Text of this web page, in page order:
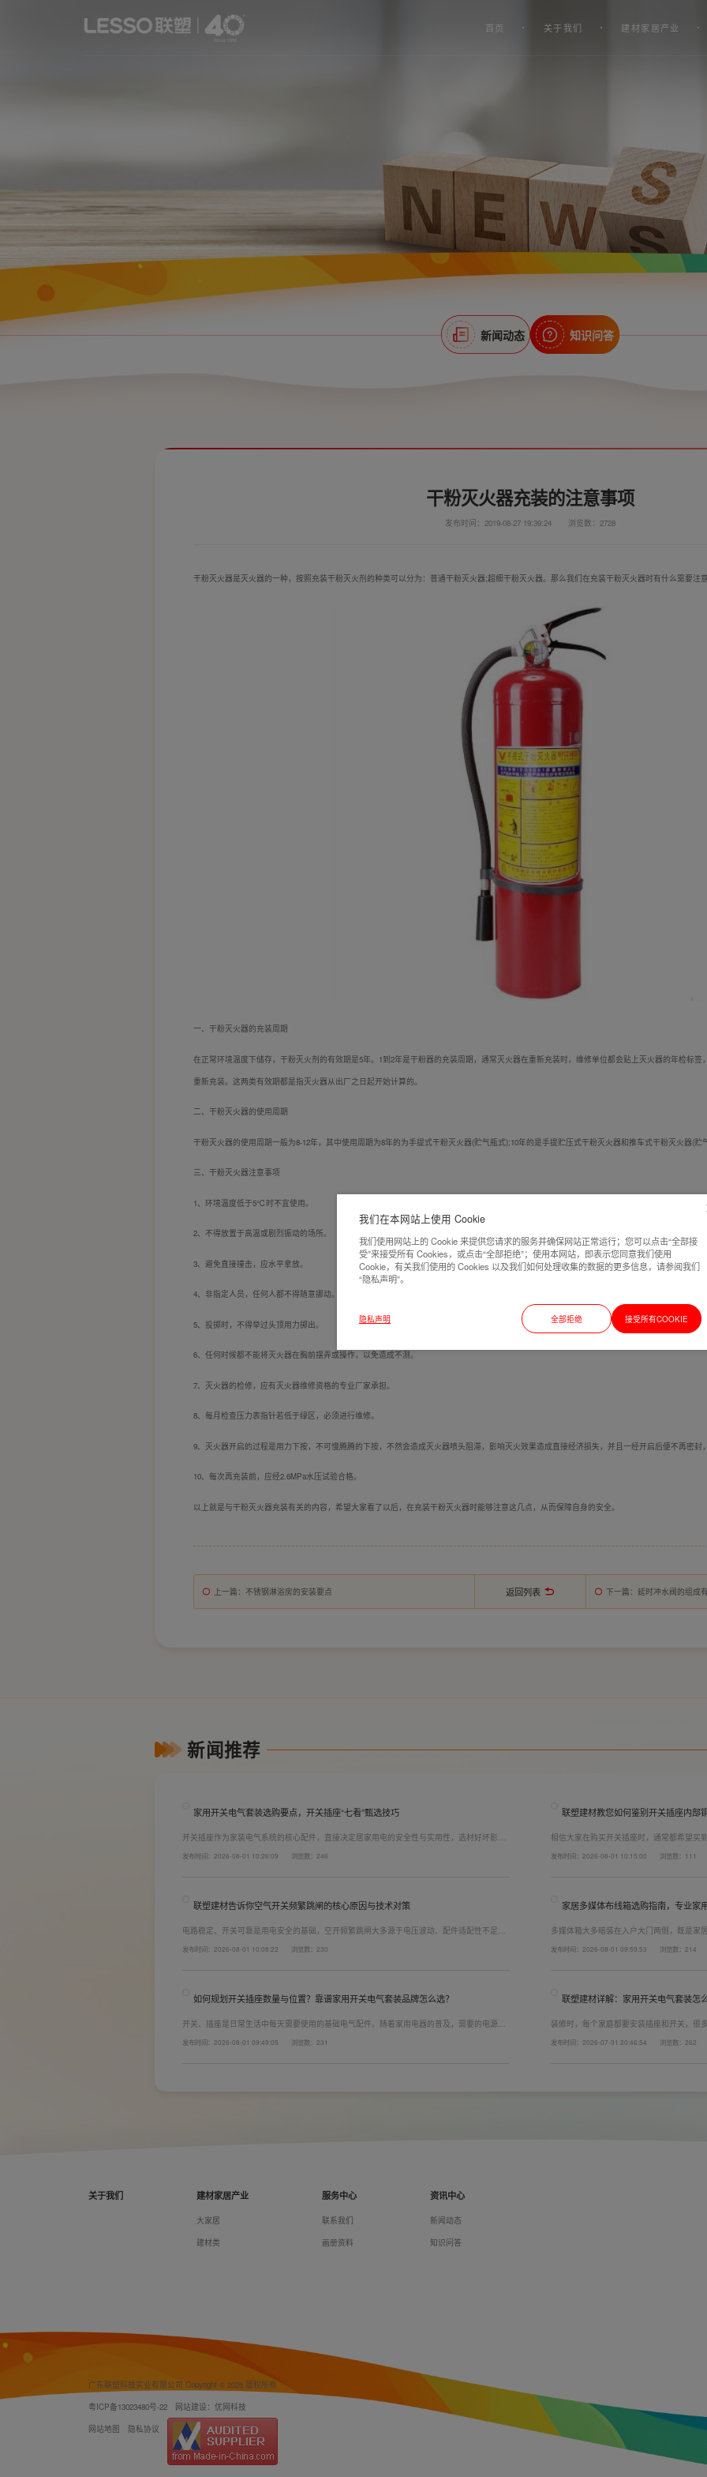
首页 关于我们 建材家居产业
新闻动态 知识问答
干粉灭火器充装的注意事项
发布时间：2019-08-27 19:39:24 浏览数：2728
干粉灭火器是灭火器的一种，按照充装干粉灭火剂的种类可以分为：普通干粉灭火器;超细干粉灭火器。那么我们在充装干粉灭火器时有什么需要注
一、干粉灭火器的充装周期
在正常环境温度下储存，干粉灭火剂的有效期是5年。1到2年是干粉器的充装周期，通常灭火器在重新充装时，维修单位都会贴上灭火器的年检标签
重新充装。这两类有效期都是指灭火器从出厂之日起开始计算的。
二、干粉灭火器的使用周期
干粉灭火器的使用周期一般为8-12年，其中使用周期为8年的为手提式干粉灭火器(贮气瓶式);10年的是手提贮压式干粉灭火器和推车式干粉灭火器(贮
三、干粉灭火器注意事项
1、环境温度低于5℃时不宜使用。
2、不得放置于高温或剧烈振动的场所。
3、避免直接撞击，应水平拿放。
4、非指定人员，任何人都不得随意挪动。
5、投掷时，不得举过头顶用力掷出。
6、任何时候都不能将灭火器在胸前摆弄或操作，以免造成不测。
7、灭火器的检修，应有灭火器维修资格的专业厂家承担。
8、每月检查压力表指针若低于绿区，必须进行维修。
9、灭火器开启的过程是用力下按，不可慢腾腾的下按，不然会造成灭火器喷头阻滞，影响灭火效果造成直接经济损失，并且一经开启后便不再密封
10、每次再充装前，应经2.6MPa水压试验合格。
以上就是与干粉灭火器充装有关的内容，希望大家看了以后，在充装干粉灭火器时能够注意这几点，从而保障自身的安全。
上一篇 ：不锈钢淋浴房的安装要点 返回列表 下一篇 ：延时冲水阀的组成
新闻推荐
家用开关电气套装选购要点，开关插座“七看”甄选技巧
开关插座作为家装电气系统的核心配件，直接决定居家用电的安全性与实用性，选材好坏影响
键。联塑建材总结专业选购“七看”技巧，帮大家精准避坑，挑选安全耐用的开关插座产品。
发布时间：2026-08-01 10:26:09 浏览数：246
联塑建材教您如何鉴别开关插座内部
相信大家在购买开关插座时，通常都希望买
越好(因为铜片长度决定了插座距离的大小，
发布时间：2026-08-01 10:15:00 浏览数：111
联塑建材告诉你空气开关频繁跳闸的核心原因与技术对策
电路稳定、开关可靠是用电安全的基础，空开频繁跳闸大多源于电压波动、配件适配性不足或
套装产品，结构设计科学、稳压防护性能优异，可有效应对电压瞬变、电网波动等场景，减少
发布时间：2026-08-01 10:08:22 浏览数：230
家居多媒体布线箱选购指南，专业家
多媒体箱大多暗装在入户大门两侧，既是家
式配齐全屋电气产品，选择综合实力过硬的
发布时间：2026-08-01 09:59:53 浏览数：214
如何规划开关插座数量与位置？靠谱家用开关电气套装品牌怎么选？
开关、插座是日常生活中每天需要使用的基础电气配件。随着家用电器的普及，需要的电源插
键。如果装修时开关、插座的数量设置不够，或者开关、插座的位置设置不合理，会给今后的
发布时间：2026-08-01 09:49:05 浏览数：231
联塑建材详解：家用开关电气套装怎
装修时，每个家庭都要安装插座和开关，很
久安全，必须做到选对产品+规范安装双重达
发布时间：2026-07-31 20:46:54 浏览数：262
关于我们 建材家居产业
大家居
建材类
服务中心
联系我们
画册资料
资讯中心
新闻动态
知识问答
广东联塑科技实业有限公司 Copyright © 2026 版权所有
粤ICP备13023480号-22
网站建设：优网科技
网站地图
隐私协议
我们在本网站上使用 Cookie
我们使用网站上的 Cookie 来提供您请求的服务并确保网站正常运行；您可以点击“全部接
受”来接受所有 Cookies，或点击“全部拒绝”；使用本网站，即表示您同意我们使用
Cookie，有关我们使用的 Cookies 以及我们如何处理收集的数据的更多信息，请参阅我们
“隐私声明”。
隐私声明 全部拒绝 接受所有COOKIE